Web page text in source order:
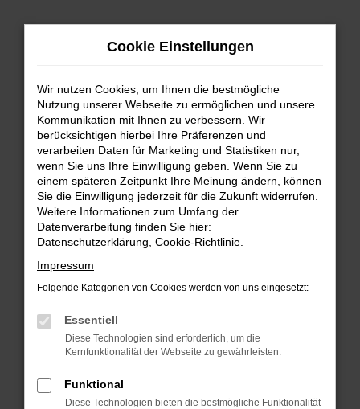
Zum
FEHLER: NETWORK ERROR
Beim Laden ist ein Fehler aufgetreten.
Hier sind ein paar Tipps, die dir helfen können:
Überprüfe deine Firewall und deine
Internetverbindung.
Laden andere Webseiten, zum Beispiel deine
Manche Erweiterungen, wie Werbeblocker,
verhindern. Funktioniert die Seite in einem
anderen Browser oder in einem privaten
Cookie Einstellungen
Wir nutzen Cookies, um Ihnen die bestmögliche
Nutzung unserer Webseite zu ermöglichen und unsere
Kommunikation mit Ihnen zu verbessern. Wir
berücksichtigen hierbei Ihre Präferenzen und
verarbeiten Daten für Marketing und Statistiken nur,
wenn Sie uns Ihre Einwilligung geben. Wenn Sie zu
einem späteren Zeitpunkt Ihre Meinung ändern, können
Sie die Einwilligung jederzeit für die Zukunft widerrufen.
Weitere Informationen zum Umfang der
Datenverarbeitung finden Sie hier:
Datenschutzerklärung Cookie-Richtlinie
Impressum
Folgende Kategorien von Cookies werden von uns eingesetzt:
Essentiell
Diese Technologien sind erforderlich, um die
Kernfunktionalität der Webseite zu gewährleisten.
Funktional
Diese Technologien bieten die bestmögliche Funktionalität